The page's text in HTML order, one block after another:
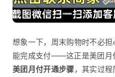
想象一下，周末购物时不必
能完成支付——这正是美团月
美团月付开通步骤，其实过